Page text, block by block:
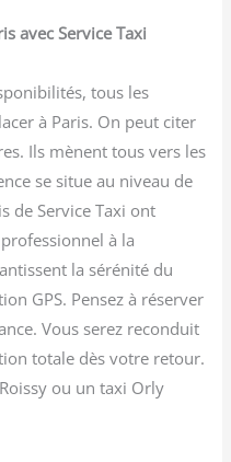
avec Service Taxi
tous les
à Paris. On peut citer
Ils mènent tous vers les
se situe au niveau de
de Service Taxi ont
à la
la sérénité du
GPS. Pensez à réserver
Vous serez reconduit
totale dès votre retour.
ou un taxi Orly